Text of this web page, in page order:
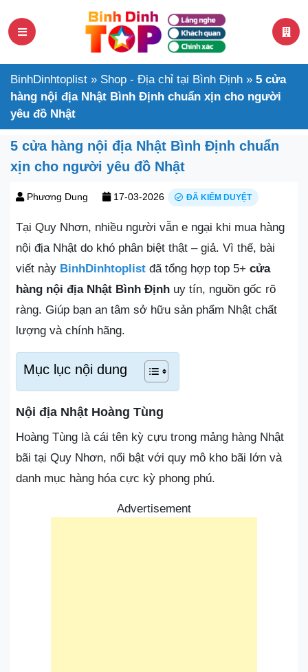
BinhDinhtoplist » Shop - Địa chỉ tại Bình Định » 5 cửa
hàng nội địa Nhật Bình Định chuẩn xịn cho người
yêu đồ Nhật
5 cửa hàng nội địa Nhật Bình Định chuẩn
xịn cho người yêu đồ Nhật
Phương Dung 17-03-2026 ĐÃ KIỂM DUYỆT
Tại Quy Nhơn, nhiều người vẫn e ngại khi mua hàng
nội địa Nhật do khó phân biệt thật – giả. Vì thế, bài
viết này BinhDinhtoplist đã tổng hợp top 5+ cửa
hàng nội địa Nhật Bình Định uy tín, nguồn gốc rõ
ràng. Giúp bạn an tâm sở hữu sản phẩm Nhật chất
lượng và chính hãng.
Mục lục nội dung
Nội địa Nhật Hoàng Tùng
Hoàng Tùng là cái tên kỳ cựu trong mảng hàng Nhật
bãi tại Quy Nhơn, nổi bật với quy mô kho bãi lớn và
danh mục hàng hóa cực kỳ phong phú.
Advertisement